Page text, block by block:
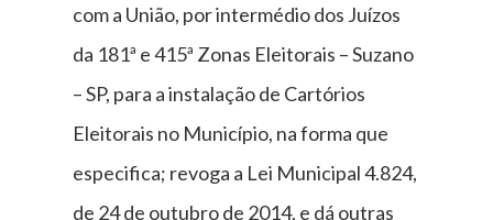
com a União, por intermédio dos Juízos
da 181ª e 415ª Zonas Eleitorais – Suzano
– SP, para a instalação de Cartórios
Eleitorais no Município, na forma que
especifica; revoga a Lei Municipal 4.824,
de 24 de outubro de 2014, e dá outras